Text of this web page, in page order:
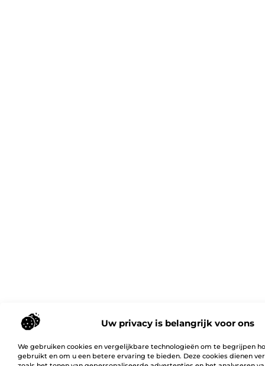
Uw privacy is belangrijk voor ons
We gebruiken cookies en vergelijkbare technologieën om te begrijpen
gebruikt en om u een betere ervaring te bieden. Deze cookies dienen